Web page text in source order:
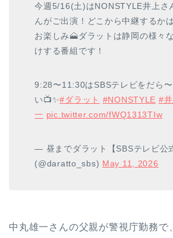
今週5/16(土)はNONSTYLE井上さ
んがご出演！どこから中継するか
お楽しみ🗻️ダラットは静岡の様々
けする番組です！
9:28〜11:30はSBSテレビをだら
い📺✨#ダラット #NONSTYLE #
一 pic.twitter.com/fWQ1313TIw
— 昼までダラット【SBSテレビ公
(@daratto_sbs) May 11, 2026
中丸雄一さんの父親が警視庁勤務で